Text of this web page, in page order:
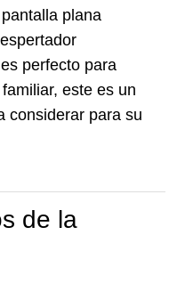
plana
perfecto para
este es un
considerar para su
de la